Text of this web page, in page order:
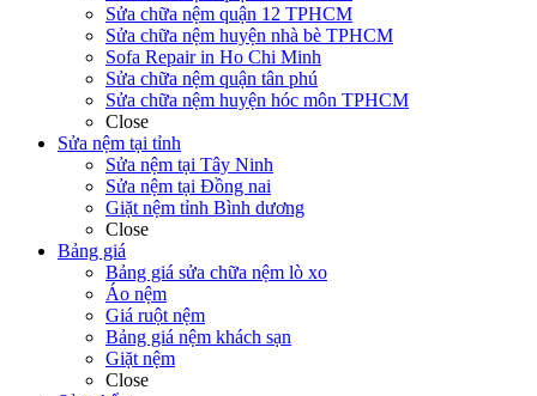
Sửa chữa nệm quận 12 TPHCM
Sửa chữa nệm huyện nhà bè TPHCM
Sofa Repair in Ho Chi Minh
Sửa chữa nệm quận tân phú
Sửa chữa nệm huyện hóc môn TPHCM
Close
Sửa nệm tại tỉnh
Sửa nệm tại Tây Ninh
Sửa nệm tại Đồng nai
Giặt nệm tỉnh Bình dương
Close
Bảng giá
Bảng giá sửa chữa nệm lò xo
Áo nệm
Giá ruột nệm
Bảng giá nệm khách sạn
Giặt nệm
Close